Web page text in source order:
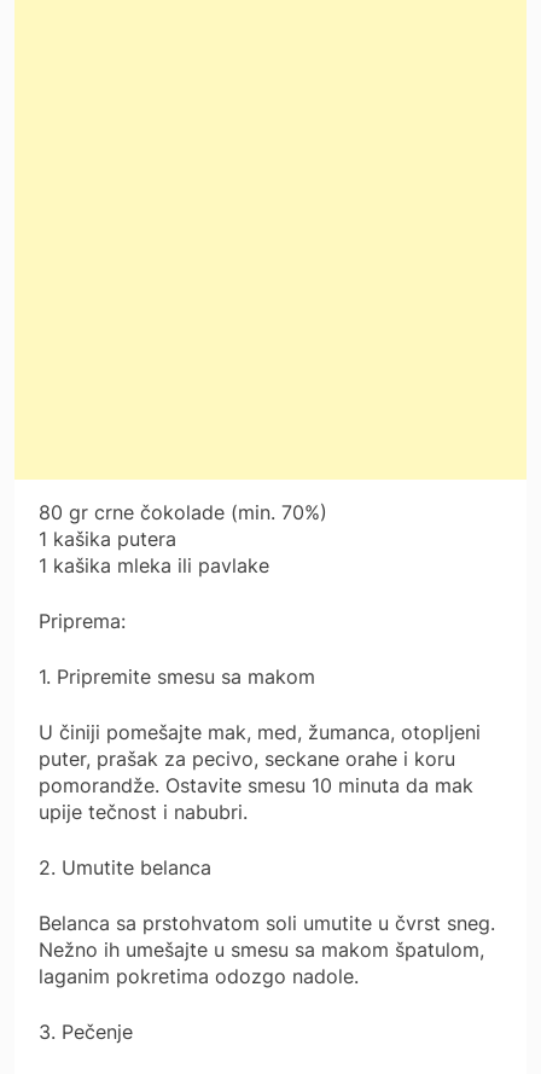
80 gr crne čokolade (min. 70%)
1 kašika putera
1 kašika mleka ili pavlake
Priprema:
1. Pripremite smesu sa makom
U činiji pomešajte mak, med, žumanca, otopljeni
puter, prašak za pecivo, seckane orahe i koru
pomorandže. Ostavite smesu 10 minuta da mak
upije tečnost i nabubri.
2. Umutite belanca
Belanca sa prstohvatom soli umutite u čvrst sneg.
Nežno ih umešajte u smesu sa makom špatulom,
laganim pokretima odozgo nadole.
3. Pečenje